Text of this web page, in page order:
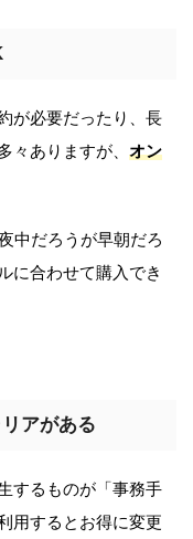
が必要だったり、長
ありますが、 オン
中だろうが早朝だろ
に合わせて購入でき
アがある
するものが「事務手
用するとお得に変更